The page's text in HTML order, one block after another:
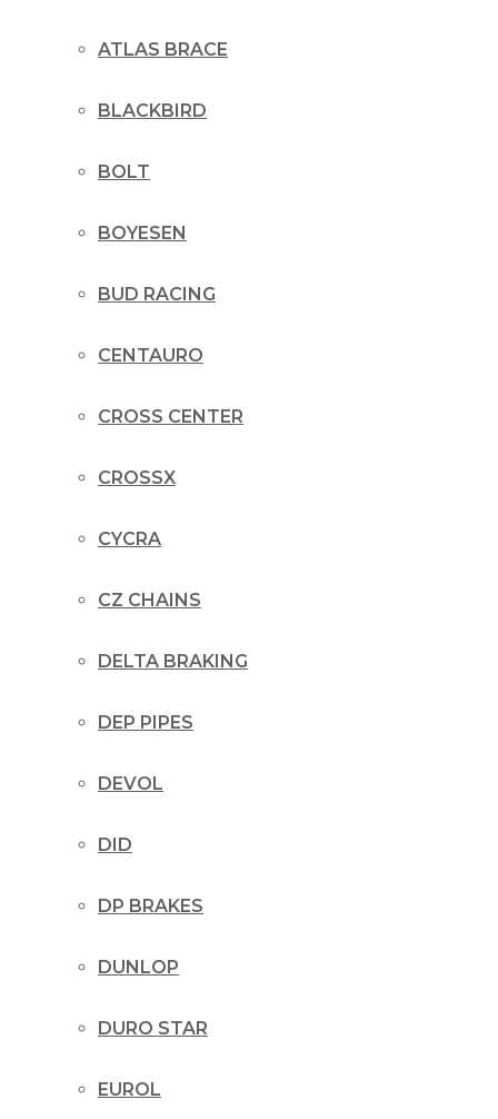
ATLAS BRACE
BLACKBIRD
BOLT
BOYESEN
BUD RACING
CENTAURO
CROSS CENTER
CROSSX
CYCRA
CZ CHAINS
DELTA BRAKING
DEP PIPES
DEVOL
DID
DP BRAKES
DUNLOP
DURO STAR
EUROL